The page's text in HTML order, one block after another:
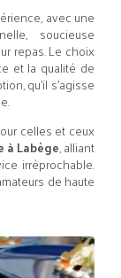
avec une
soucieuse
repas. Le choix
et la qualité de
qu’il s’agisse
celles et ceux
Labège, alliant
irréprochable.
de haute